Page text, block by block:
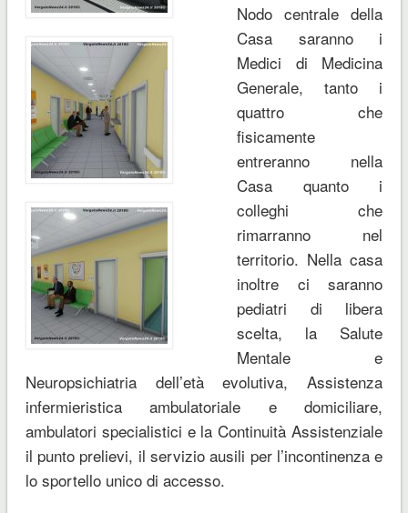
Nodo centrale della
Casa saranno i
Medici di Medicina
Generale, tanto i
quattro che
fisicamente
entreranno nella
Casa quanto i
colleghi che
rimarranno nel
territorio. Nella casa
inoltre ci saranno
pediatri di libera
scelta, la Salute
Mentale e
Neuropsichiatria dell’età evolutiva, Assistenza
infermieristica ambulatoriale e domiciliare,
ambulatori specialistici e la Continuità Assistenziale
il punto prelievi, il servizio ausili per l’incontinenza e
lo sportello unico di accesso.